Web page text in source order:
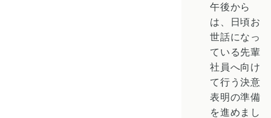
午後から
は、日頃お
世話になっ
ている先輩
社員へ向け
て行う決意
表明の準備
を進めまし